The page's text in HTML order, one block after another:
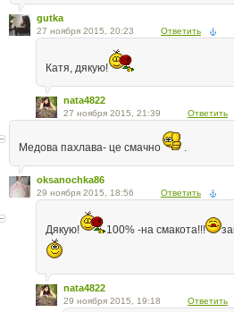
gutka
27 ноября 2015, 20:23 Ответить
Катя, дякую!
nata4822
27 ноября 2015, 21:39 Ответить
Медова пахлава- це смачно .
oksanochka86
29 ноября 2015, 18:56 Ответить
Дякую! 100% -на смакота!!!
nata4822
29 ноября 2015, 19:18 Ответить